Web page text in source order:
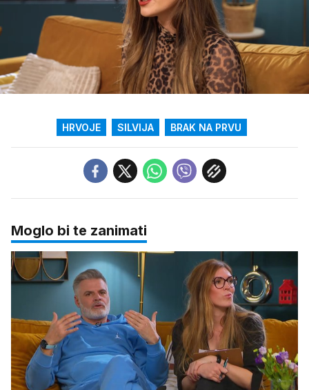
zvuk
/
Loaded:
31.65%
HRVOJE SILVIJA BRAK NA PRVU
Moglo bi te zanimati